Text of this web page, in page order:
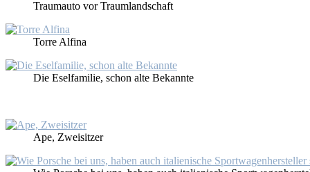
Traum­au­to vor Traum­land­schaft
Tor­re Al­fi­na
Die Esel­fa­mi­lie, schon al­te Be­kann­te
Ape, Zwei­sit­zer